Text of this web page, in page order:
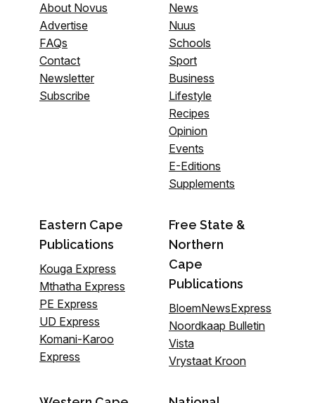
About Novus
Advertise
FAQs
Contact
Newsletter
Subscribe
News
Nuus
Schools
Sport
Business
Lifestyle
Recipes
Opinion
Events
E-Editions
Supplements
Eastern Cape
Publications
Kouga Express
Mthatha Express
PE Express
UD Express
Komani-Karoo
Express
Free State &
Northern
Cape
Publications
BloemNewsExpress
Noordkaap Bulletin
Vista
Vrystaat Kroon